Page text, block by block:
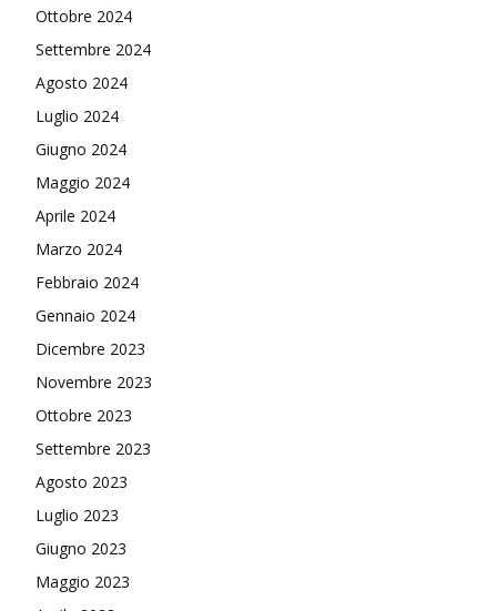
Ottobre 2024
Settembre 2024
Agosto 2024
Luglio 2024
Giugno 2024
Maggio 2024
Aprile 2024
Marzo 2024
Febbraio 2024
Gennaio 2024
Dicembre 2023
Novembre 2023
Ottobre 2023
Settembre 2023
Agosto 2023
Luglio 2023
Giugno 2023
Maggio 2023